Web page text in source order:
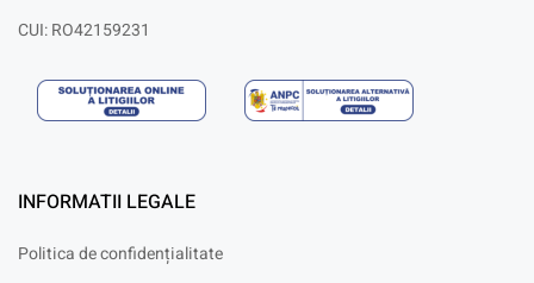
CUI: RO42159231
INFORMATII LEGALE
Politica de confidențialitate